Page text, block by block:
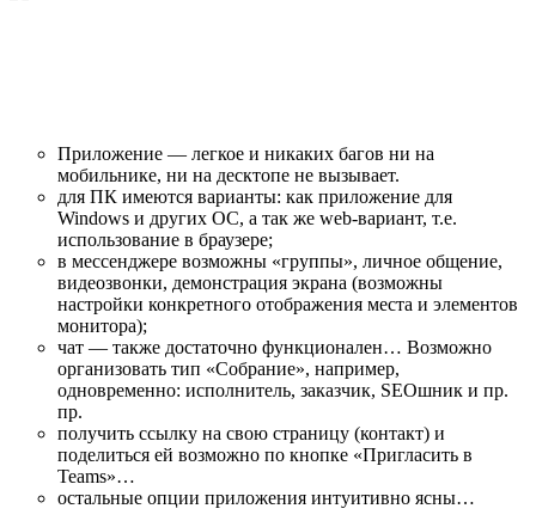
Приложение — легкое и никаких багов ни на
мобильнике, ни на десктопе не вызывает.
для ПК имеются варианты: как приложение для
Windows и других ОС, а так же web-вариант, т.е.
использование в браузере;
в мессенджере возможны «группы», личное общение,
видеозвонки, демонстрация экрана (возможны
настройки конкретного отображения места и элементов
монитора);
чат — также достаточно функционален… Возможно
организовать тип «Собрание», например,
одновременно: исполнитель, заказчик, SEOшник и пр.
пр.
получить ссылку на свою страницу (контакт) и
поделиться ей возможно по кнопке «Пригласить в
Teams»…
остальные опции приложения интуитивно ясны…